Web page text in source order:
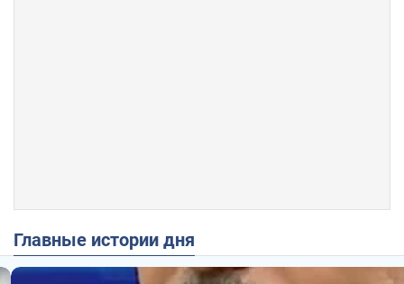
Главные истории дня